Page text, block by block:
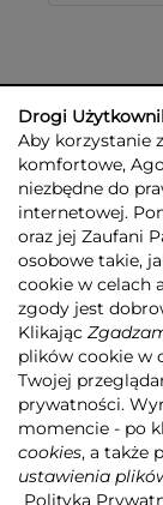
GRUPA AGORA
ESG
KONTAKT
© 2026 Copyright
INFORMACJE O
Drogi
Aby korzystanie
komfortowe,
niezbędne do
internetowej.
oraz jej Zaufani
osobowe takie,
cookie w celach
zgody jest
Klikając
plików cookie w
Twojej
prywatności.
momencie - po
cookies, a także
ustawienia
Polityką